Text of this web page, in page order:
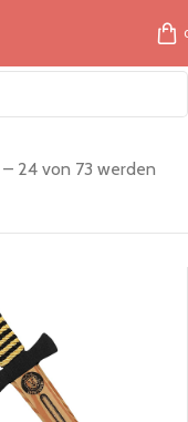
– 24 von 73 werden